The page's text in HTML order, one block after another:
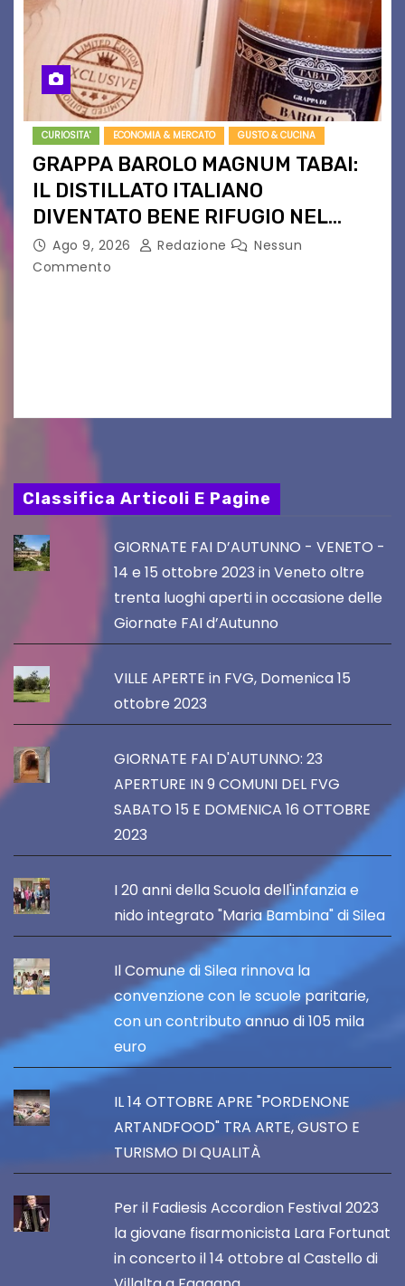
CURIOSITA' ECONOMIA & MERCATO GUSTO & CUCINA
GRAPPA BAROLO MAGNUM TABAI:
IL DISTILLATO ITALIANO
DIVENTATO BENE RIFUGIO NEL
NORD EUROPA
Ago 9, 2026 Redazione
Nessun
Commento
Classifica Articoli E Pagine
GIORNATE FAI D’AUTUNNO - VENETO -
14 e 15 ottobre 2023 in Veneto oltre
trenta luoghi aperti in occasione delle
Giornate FAI d’Autunno
VILLE APERTE in FVG, Domenica 15
ottobre 2023
GIORNATE FAI D'AUTUNNO: 23
APERTURE IN 9 COMUNI DEL FVG
SABATO 15 E DOMENICA 16 OTTOBRE
2023
I 20 anni della Scuola dell'infanzia e
nido integrato "Maria Bambina" di Silea
Il Comune di Silea rinnova la
convenzione con le scuole paritarie,
con un contributo annuo di 105 mila
euro
IL 14 OTTOBRE APRE "PORDENONE
ARTANDFOOD" TRA ARTE, GUSTO E
TURISMO DI QUALITÀ
Per il Fadiesis Accordion Festival 2023
la giovane fisarmonicista Lara Fortunat
in concerto il 14 ottobre al Castello di